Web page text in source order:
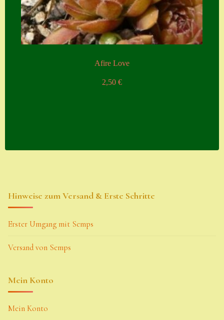
Afire Love
2,50 €
Hinweise zum Versand & Erste Schritte
Erster Umgang mit Semps
Versand von Semps
Mein Konto
Mein Konto